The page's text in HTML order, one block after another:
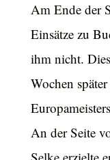
Am Ende der
Einsätze zu
ihm nicht.
Wochen
An der Seite